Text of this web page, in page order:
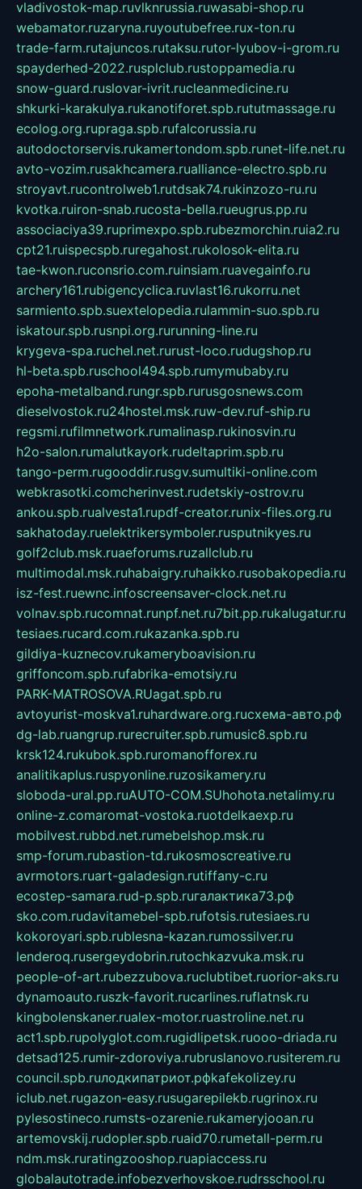
vladivostok-map.ruvlknrussia.ruwasabi-shop.ru
webamator.ruzaryna.ruyoutubefree.rux-ton.ru
trade-farm.rutajuncos.rutaksu.rutor-lyubov-i-grom.ru
spayderhed-2022.rusplclub.rustoppamedia.ru
snow-guard.ruslovar-ivrit.rucleanmedicine.ru
shkurki-karakulya.rukanotiforet.spb.rututmassage.ru
ecolog.org.rupraga.spb.rufalcorussia.ru
autodoctorservis.rukamertondom.spb.runet-life.net.ru
avto-vozim.rusakhcamera.rualliance-electro.spb.ru
stroyavt.rucontrolweb1.rutdsak74.rukinzozo-ru.ru
kvotka.ruiron-snab.rucosta-bella.rueugrus.pp.ru
associaciya39.ruprimexpo.spb.rubezmorchin.ruia2.ru
cpt21.ruispecspb.ruregahost.rukolosok-elita.ru
tae-kwon.ruconsrio.com.ruinsiam.ruavegainfo.ru
archery161.rubigencyclica.ruvlast16.rukorru.net
sarmiento.spb.suextelopedia.rulammin-suo.spb.ru
iskatour.spb.rusnpi.org.rurunning-line.ru
krygeva-spa.ruchel.net.rurust-loco.rudugshop.ru
hl-beta.spb.ruschool494.spb.rumymubaby.ru
epoha-metalband.rungr.spb.rurusgosnews.com
dieselvostok.ru24hostel.msk.ruw-dev.ruf-ship.ru
regsmi.rufilmnetwork.rumalinasp.rukinosvin.ru
h2o-salon.rumalutkayork.rudeltaprim.spb.ru
tango-perm.rugooddir.rusgv.sumultiki-online.com
webkrasotki.comcherinvest.rudetskiy-ostrov.ru
ankou.spb.rualvesta1.rupdf-creator.runix-files.org.ru
sakhatoday.ruelektrikersymboler.rusputnikyes.ru
golf2club.msk.ruaeforums.ruzallclub.ru
multimodal.msk.ruhabaigry.ruhaikko.rusobakopedia.ru
isz-fest.ruewnc.infoscreensaver-clock.net.ru
volnav.spb.rucomnat.runpf.net.ru7bit.pp.rukalugatur.ru
tesiaes.rucard.com.rukazanka.spb.ru
gildiya-kuznecov.rukameryboavision.ru
griffoncom.spb.rufabrika-emotsiy.ru
PARK-MATROSOVA.RUagat.spb.ru
avtoyurist-moskva1.ruhardware.org.ruсхема-авто.рф
dg-lab.ruangrup.rurecruiter.spb.rumusic8.spb.ru
krsk124.rukubok.spb.ruromanofforex.ru
analitikaplus.ruspyonline.ruzosikamery.ru
sloboda-ural.pp.ruAUTO-COM.SUhohota.netalimy.ru
online-z.comaromat-vostoka.ruotdelkaexp.ru
mobilvest.rubbd.net.rumebelshop.msk.ru
smp-forum.rubastion-td.rukosmoscreative.ru
avrmotors.ruart-galadesign.rutiffany-c.ru
ecostep-samara.rud-p.spb.ruгалактика73.рф
sko.com.rudavitamebel-spb.rufotsis.rutesiaes.ru
kokoroyari.spb.rublesna-kazan.rumossilver.ru
lenderoq.rusergeydobrin.rutochkazvuka.msk.ru
people-of-art.rubezzubova.ruclubtibet.ruorior-aks.ru
dynamoauto.ruszk-favorit.rucarlines.ruflatnsk.ru
kingbolenskaner.rualex-motor.ruastroline.net.ru
act1.spb.rupolyglot.com.rugidlipetsk.ruooo-driada.ru
detsad125.rumir-zdoroviya.rubruslanovo.rusiterem.ru
council.spb.ruлодкипатриот.рфkafekolizey.ru
iclub.net.rugazon-easy.rusugarepilekb.rugrinox.ru
pylesostineco.rumsts-ozarenie.rukameryjooan.ru
artemovskij.rudopler.spb.ruaid70.rumetall-perm.ru
ndm.msk.ruratingzooshop.ruapiaccess.ru
globalautotrade.infobezverhovskoe.rudrsschool.ru